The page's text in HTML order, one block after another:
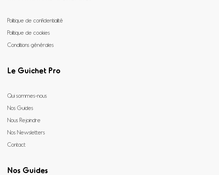
Politique de confidentialité
Politique de cookies
Conditions générales
Le Guichet Pro
Qui sommes-nous
Nos Guides
Nous Rejoindre
Nos Newsletters
Contact
Nos Guides